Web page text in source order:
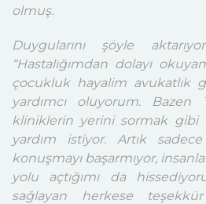
olmuş.
Duygularını şöyle
“Hastalığımdan dolayı
çocukluk hayalim avukatlık
yardımcı oluyorum.
kliniklerin yerini sormak gibi
yardım istiyor. Artık
konuşmayı başarmıyor,
yolu açtığımı da
sağlayan herkese